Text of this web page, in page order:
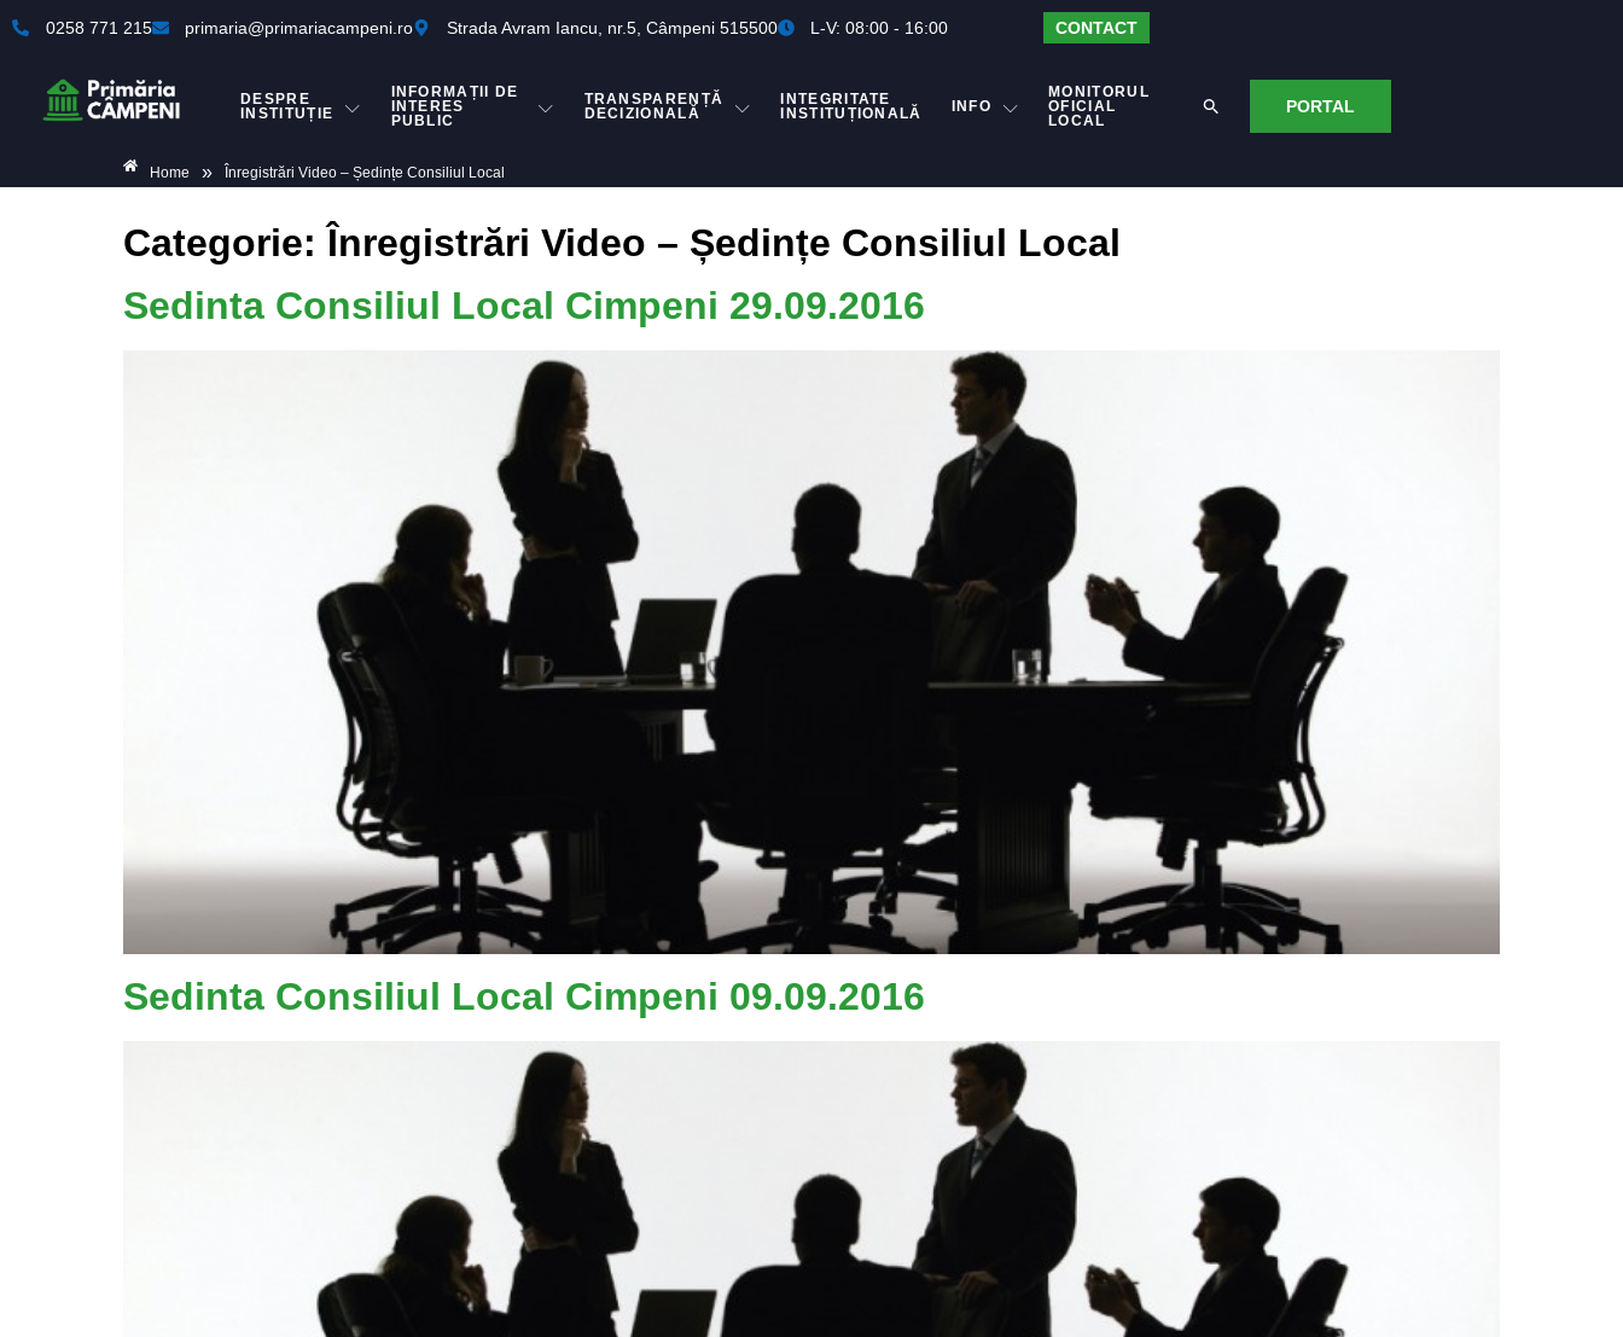
0258 771 215 primaria@primariacampeni.ro Strada Avram Iancu, nr.5, Câmpeni 515500 L-V: 08:00 - 16:00 CONTACT
DESPRE
INSTITUȚIE
INFORMAȚII DE
INTERES
PUBLIC
TRANSPARENȚĂ
DECIZIONALĂ
INTEGRITATE
INSTITUȚIONALĂ
INFO
MONITORUL
OFICIAL
LOCAL
PORTAL
Home » Înregistrări Video – Ședințe Consiliul Local
Categorie: Înregistrări Video – Ședințe Consiliul Local
Sedinta Consiliul Local Cimpeni 29.09.2016
Sedinta Consiliul Local Cimpeni 09.09.2016